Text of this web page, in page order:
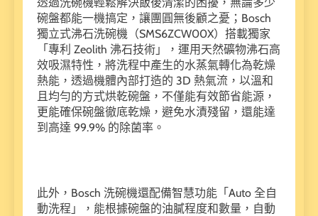
碗盤都能一機搞定，讓團圓無後顧之憂；Bosch
獨立式沸石洗碗機（SMS6ZCW00X）搭載獨家
「專利 Zeolith 沸石技術」，運用天然礦物沸石高
效吸濕特性，將洗程中產生的水蒸氣轉化為乾燥
熱能，透過機體內部打造的 3D 熱氣流，以溫和
且均勻的方式烘乾碗盤，不僅能有效節省能源，
更能確保碗盤徹底乾燥，避免水漬殘留，還能達
到高達 99.9% 的除菌率。
此外，Bosch 洗碗機還配備智慧功能「Auto 全自
動洗程」，能根據碗盤的油膩程度和數量，自動